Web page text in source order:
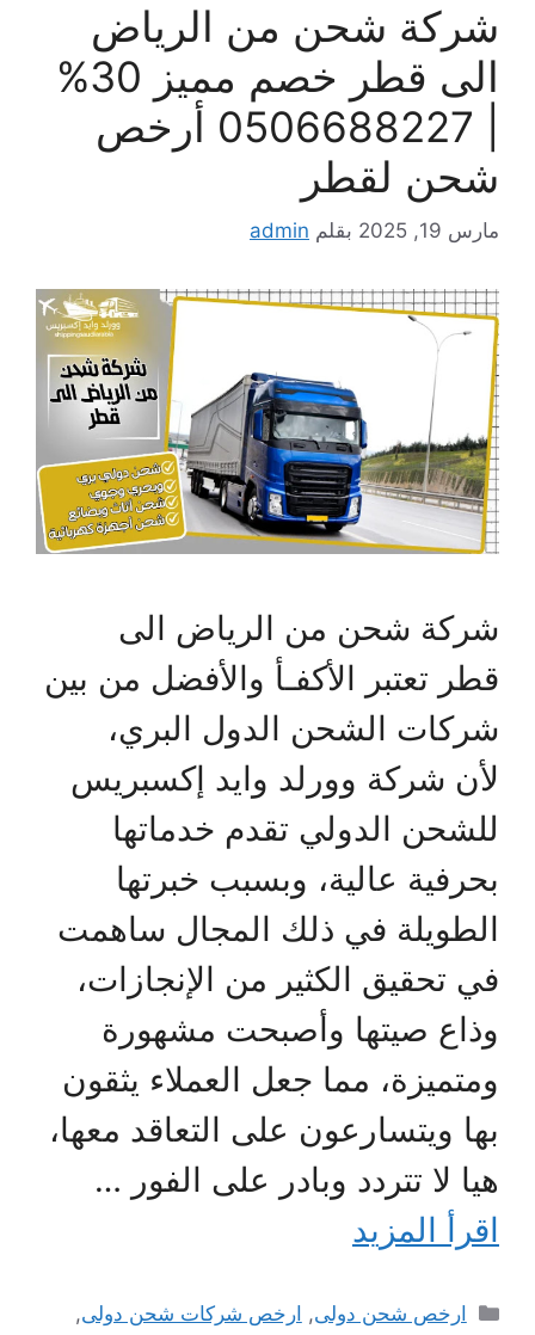
شركة شحن من الرياض
الى قطر خصم مميز 30%
| 0506688227 أرخص
شحن لقطر
مارس 19, 2025 بقلم admin
شركة شحن من الرياض الى
قطر تعتبر الأكفـأ والأفضل من بين
شركات الشحن الدول البري،
لأن شركة وورلد وايد إكسبريس
للشحن الدولي تقدم خدماتها
بحرفية عالية، وبسبب خبرتها
الطويلة في ذلك المجال ساهمت
في تحقيق الكثير من الإنجازات،
وذاع صيتها وأصبحت مشهورة
ومتميزة، مما جعل العملاء يثقون
بها ويتسارعون على التعاقد معها،
هيا لا تتردد وبادر على الفور …
اقرأ المزيد
التصنيفات
ارخص شحن دولى, ارخص شركات شحن دولى,